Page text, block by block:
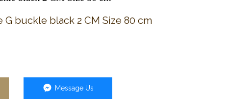
buckle black 2 CM Size 80 cm
Message Us